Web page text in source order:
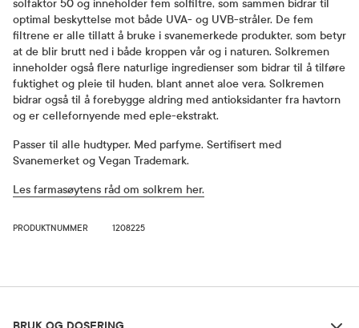
solfaktor 50 og inneholder fem solfiltre, som sammen bidrar til
optimal beskyttelse mot både UVA- og UVB-stråler. De fem
filtrene er alle tillatt å bruke i svanemerkede produkter, som betyr
at de blir brutt ned i både kroppen vår og i naturen. Solkremen
inneholder også flere naturlige ingredienser som bidrar til å tilføre
fuktighet og pleie til huden, blant annet aloe vera. Solkremen
bidrar også til å forebygge aldring med antioksidanter fra havtorn
og er cellefornyende med eple-ekstrakt.
Passer til alle hudtyper. Med parfyme. Sertifisert med
Svanemerket og Vegan Trademark.
Les farmasøytens råd om solkrem her.
PRODUKTNUMMER 1208225